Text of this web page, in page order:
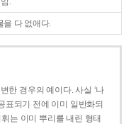
을 다 없애다.
한 경우의 예이다. 사실 ‘나
표되기 전에 이미 일반화되
는 이미 뿌리를 내린 형태